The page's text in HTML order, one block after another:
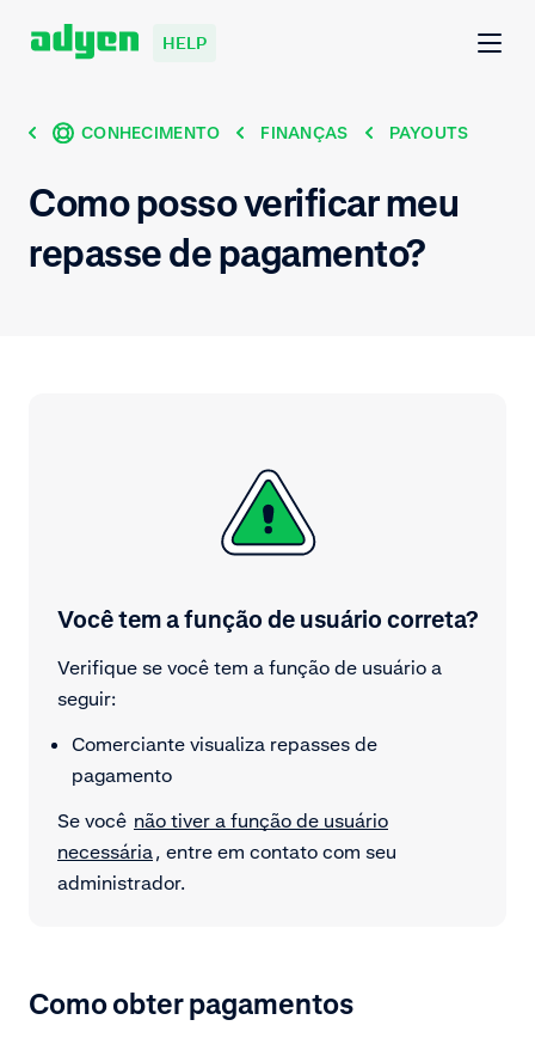
HELP
CONHECIMENTO FINANÇAS PAYOUTS
Como posso verificar meu
repasse de pagamento?
Você tem a função de usuário correta?
Verifique se você tem a função de usuário a
seguir:
Comerciante visualiza repasses de
pagamento
Se você não tiver a função de usuário
necessária, entre em contato com seu
administrador.
Como obter pagamentos